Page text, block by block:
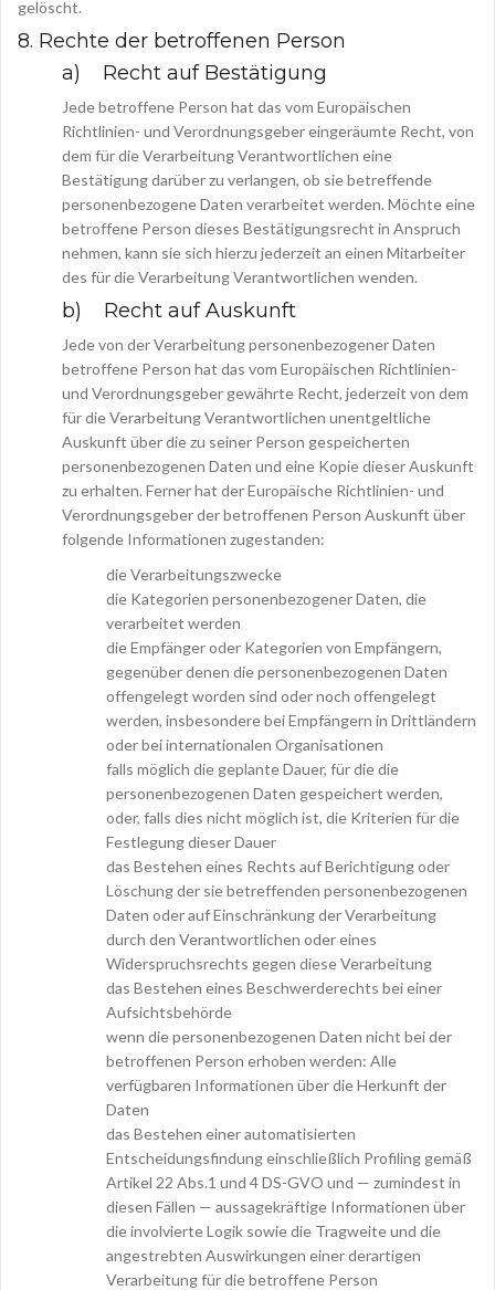
gelöscht.
8. Rechte der betroffenen Person
a) Recht auf Bestätigung
Jede betroffene Person hat das vom Europäischen
Richtlinien- und Verordnungsgeber eingeräumte Recht, von
dem für die Verarbeitung Verantwortlichen eine
Bestätigung darüber zu verlangen, ob sie betreffende
personenbezogene Daten verarbeitet werden. Möchte eine
betroffene Person dieses Bestätigungsrecht in Anspruch
nehmen, kann sie sich hierzu jederzeit an einen Mitarbeiter
des für die Verarbeitung Verantwortlichen wenden.
b) Recht auf Auskunft
Jede von der Verarbeitung personenbezogener Daten
betroffene Person hat das vom Europäischen Richtlinien-
und Verordnungsgeber gewährte Recht, jederzeit von dem
für die Verarbeitung Verantwortlichen unentgeltliche
Auskunft über die zu seiner Person gespeicherten
personenbezogenen Daten und eine Kopie dieser Auskunft
zu erhalten. Ferner hat der Europäische Richtlinien- und
Verordnungsgeber der betroffenen Person Auskunft über
folgende Informationen zugestanden:
die Verarbeitungszwecke
die Kategorien personenbezogener Daten, die
verarbeitet werden
die Empfänger oder Kategorien von Empfängern,
gegenüber denen die personenbezogenen Daten
offengelegt worden sind oder noch offengelegt
werden, insbesondere bei Empfängern in Drittländern
oder bei internationalen Organisationen
falls möglich die geplante Dauer, für die die
personenbezogenen Daten gespeichert werden,
oder, falls dies nicht möglich ist, die Kriterien für die
Festlegung dieser Dauer
das Bestehen eines Rechts auf Berichtigung oder
Löschung der sie betreffenden personenbezogenen
Daten oder auf Einschränkung der Verarbeitung
durch den Verantwortlichen oder eines
Widerspruchsrechts gegen diese Verarbeitung
das Bestehen eines Beschwerderechts bei einer
Aufsichtsbehörde
wenn die personenbezogenen Daten nicht bei der
betroffenen Person erhoben werden: Alle
verfügbaren Informationen über die Herkunft der
Daten
das Bestehen einer automatisierten
Entscheidungsfindung einschließlich Profiling gemäß
Artikel 22 Abs.1 und 4 DS-GVO und — zumindest in
diesen Fällen — aussagekräftige Informationen über
die involvierte Logik sowie die Tragweite und die
angestrebten Auswirkungen einer derartigen
Verarbeitung für die betroffene Person